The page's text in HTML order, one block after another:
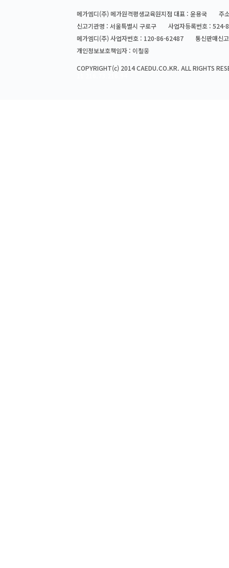
메가엠디(주) 메가원격평생교육원지점 대표 : 윤용국
주
신고기관명 : 서울특별시 구로구
사업자등록번호 :
메가엠디(주) 사업자번호 : 120-86-62487
통신판매신
개인정보보호책임자 : 이철웅
COPYRIGHT(c) 2014 CAEDU.CO.KR. ALL RIGHTS